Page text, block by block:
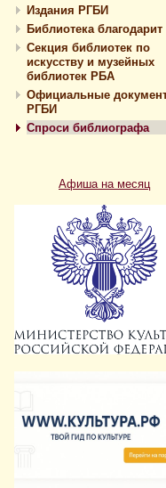
Издания РГБИ
Библиотека благодарит
Секция библиотек по
искусству и музейных
библиотек РБА
Официальные
РГБИ
Спроси библиографа
Афиша на месяц